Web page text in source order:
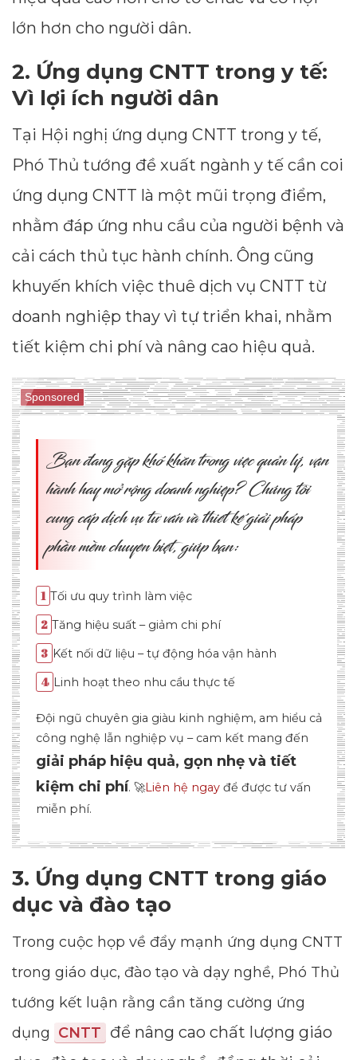
lớn hơn cho người dân.
2. Ứng dụng CNTT trong y tế:
Vì lợi ích người dân
Tại Hội nghị ứng dụng CNTT trong y tế,
Phó Thủ tướng đề xuất ngành y tế cần coi
ứng dụng CNTT là một mũi trọng điểm,
nhằm đáp ứng nhu cầu của người bệnh và
cải cách thủ tục hành chính. Ông cũng
khuyến khích việc thuê dịch vụ CNTT từ
doanh nghiệp thay vì tự triển khai, nhằm
tiết kiệm chi phí và nâng cao hiệu quả.
Sponsored
3. Ứng dụng CNTT trong giáo
dục và đào tạo
Trong cuộc họp về đẩy mạnh ứng dụng CNTT
trong giáo dục, đào tạo và dạy nghề, Phó Thủ
tướng kết luận rằng cần tăng cường ứng
dụng CNTT để nâng cao chất lượng giáo